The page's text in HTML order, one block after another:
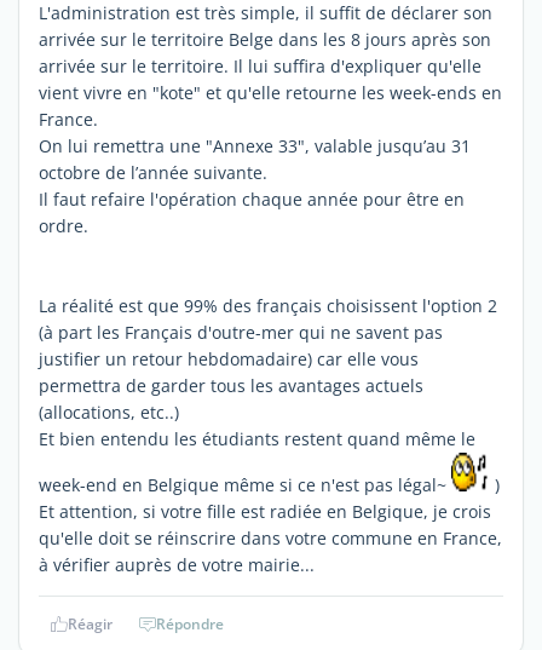
L'administration est très simple, il suffit de déclarer son
arrivée sur le territoire Belge dans les 8 jours après son
arrivée sur le territoire. Il lui suffira d'expliquer qu'elle
vient vivre en "kote" et qu'elle retourne les week-ends en
France.
On lui remettra une "Annexe 33", valable jusqu’au 31
octobre de l’année suivante.
Il faut refaire l'opération chaque année pour être en
ordre.
La réalité est que 99% des français choisissent l'option 2
(à part les Français d'outre-mer qui ne savent pas
justifier un retour hebdomadaire) car elle vous
permettra de garder tous les avantages actuels
(allocations, etc..)
Et bien entendu les étudiants restent quand même le
week-end en Belgique même si ce n'est pas légal~
)
Et attention, si votre fille est radiée en Belgique, je crois
qu'elle doit se réinscrire dans votre commune en France,
à vérifier auprès de votre mairie...
Réagir Répondre